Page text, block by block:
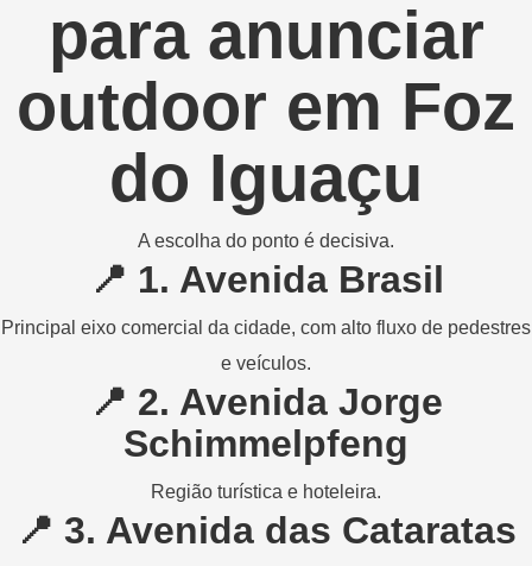
para anunciar
outdoor em Foz
do Iguaçu
A escolha do ponto é decisiva.
📍 1. Avenida Brasil
Principal eixo comercial da cidade, com alto fluxo de pedestres
e veículos.
📍 2. Avenida Jorge
Schimmelpfeng
Região turística e hoteleira.
📍 3. Avenida das Cataratas